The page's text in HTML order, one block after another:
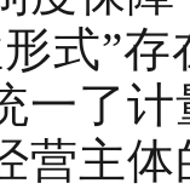
式”
一了
营主